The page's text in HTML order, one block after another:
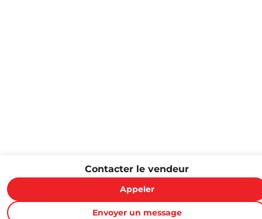
Contacter le vendeur
Appeler
Envoyer un message